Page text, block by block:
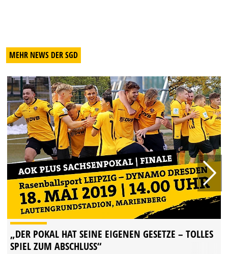
MEHR NEWS DER SGD
„DER POKAL HAT SEINE EIGENEN GESETZE – TOLLES
SPIEL ZUM ABSCHLUSS“